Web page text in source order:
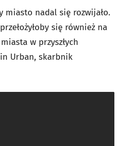
miasto nadal się rozwijało.
się również na
w przyszłych
Urban, skarbnik